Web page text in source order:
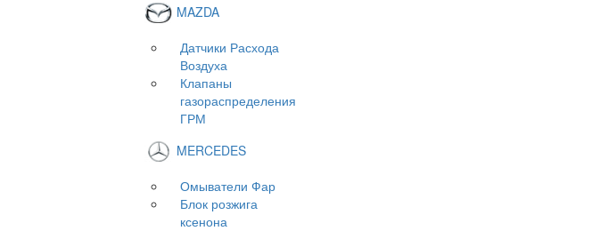
MAZDA
Датчики Расхода
Воздуха
Клапаны
газораспределения
ГРМ
MERCEDES
Омыватели Фар
Блок розжига
ксенона